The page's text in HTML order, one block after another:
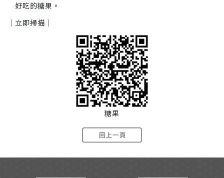
好吃的糖果。
｜立即掃描｜
糖果